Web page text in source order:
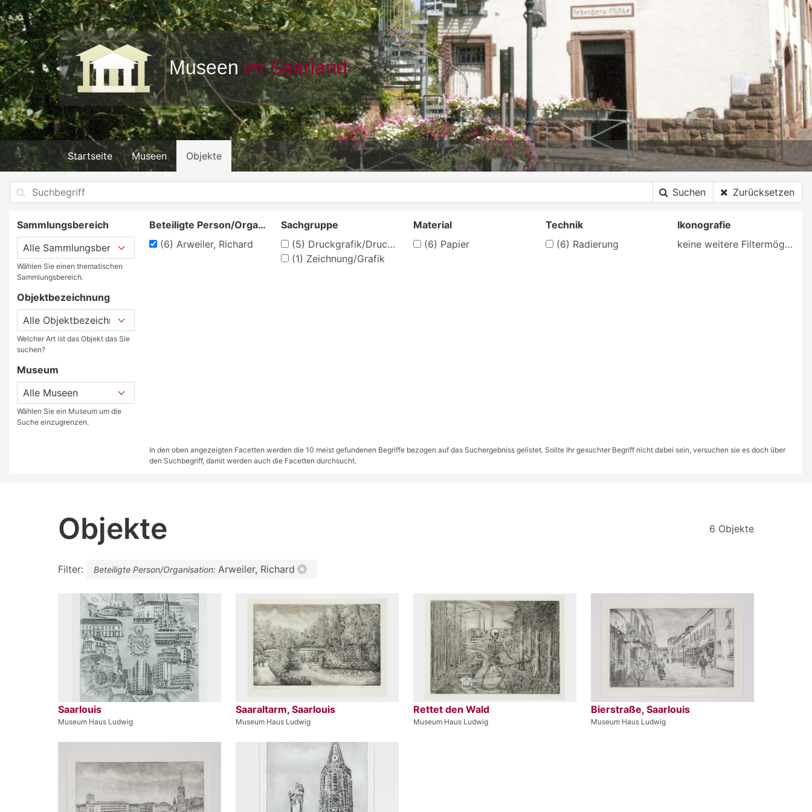
Startseite Museen Objekte
Suchen Zurücksetzen
Sammlungsbereich
Wählen Sie einen thematischen
Sammlungsbereich.
Objektbezeichnung
Welcher Art ist das Objekt das Sie
suchen?
Museum
Wählen Sie ein Museum um die
Suche einzugrenzen.
Beteiligte Person/Organisation
(6) Arweiler, Richard
Sachgruppe
(5) Druckgrafik/Druckerzeugnisse
(1) Zeichnung/Grafik
Material
(6) Papier
Technik
(6) Radierung
Ikonografie
keine weitere Filtermöglichkeit
In den oben angezeigten Facetten werden die 10 meist gefundenen Begriffe bezogen auf das Suchergebniss gelistet. Sollte Ihr gesuchter Begriff nicht dabei sein, versuchen sie es doch über
den Suchbegriff, damit werden auch die Facetten durchsucht.
Objekte 6 Objekte
Filter: Beteiligte Person/Organisation: Arweiler, Richard
Saarlouis
Museum Haus Ludwig
Saaraltarm, Saarlouis
Museum Haus Ludwig
Rettet den Wald
Museum Haus Ludwig
Bierstraße, Saarlouis
Museum Haus Ludwig